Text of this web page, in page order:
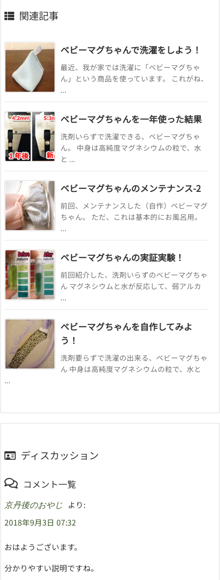
関連記事
ベビーマグちゃんで洗濯をしよう！
最近、我が家では洗濯に「ベビーマグちゃ
ん」という商品を使っています。 これがね、
...
ベビーマグちゃんを一年使った結果
洗剤いらずで洗濯できる、ベビーマグちゃ
ん。 中身は高純度マグネシウムの粒で、水
と ...
ベビーマグちゃんのメンテナンス-2
前回、メンテナンスした（自作）ベビーマグ
ちゃん。 ただ、これは基本的にお風呂用。
...
ベビーマグちゃんの実証実験！
前回紹介した、洗剤いらずのベビーマグちゃ
ん マグネシウムと水が反応して、弱アルカ
...
ベビーマグちゃんを自作してみよ
う！
洗剤要らずで洗濯の出来る、ベビーマグちゃ
ん 中身は高純度マグネシウムの粒で、水と
...
ディスカッション
コメント一覧
京丹後のおやじ
より:
2018年9月3日 07:32
おはようございます。
分かりやすい説明ですね。